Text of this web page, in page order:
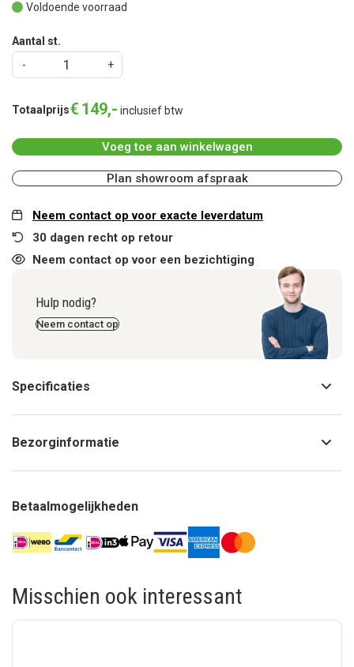
Voldoende voorraad
Aantal st.
Totaalprijs€ 149,- inclusief btw
Voeg toe aan winkelwagen
Plan showroom afspraak
Neem contact op voor exacte leverdatum
30 dagen recht op retour
Neem contact op voor een bezichtiging
Hulp nodig?
Neem contact op
Specificaties
Bezorginformatie
Betaalmogelijkheden
Misschien ook interessant